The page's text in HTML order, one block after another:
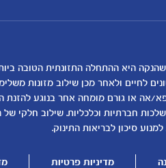
العربية
נושאים
תזונה
שמות
לחיים ולאחר מכן שילוב מזונות
אה או גורם מומחה אחר בנוגע להזנת
חברתיות וכלכליות. שילוב חלקי
סיכון לבריאות התינוק.
מדיניות פרטיות